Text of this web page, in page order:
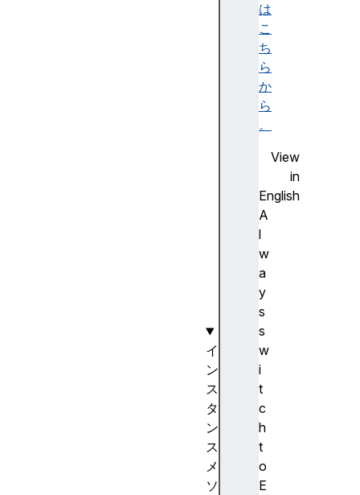
は
こ
ち
ら
か
ら
。
View
in
English
A
l
w
a
y
s
s
w
i
t
c
h
t
o
E
イ
ン
ス
タ
ン
ス
メ
ソ